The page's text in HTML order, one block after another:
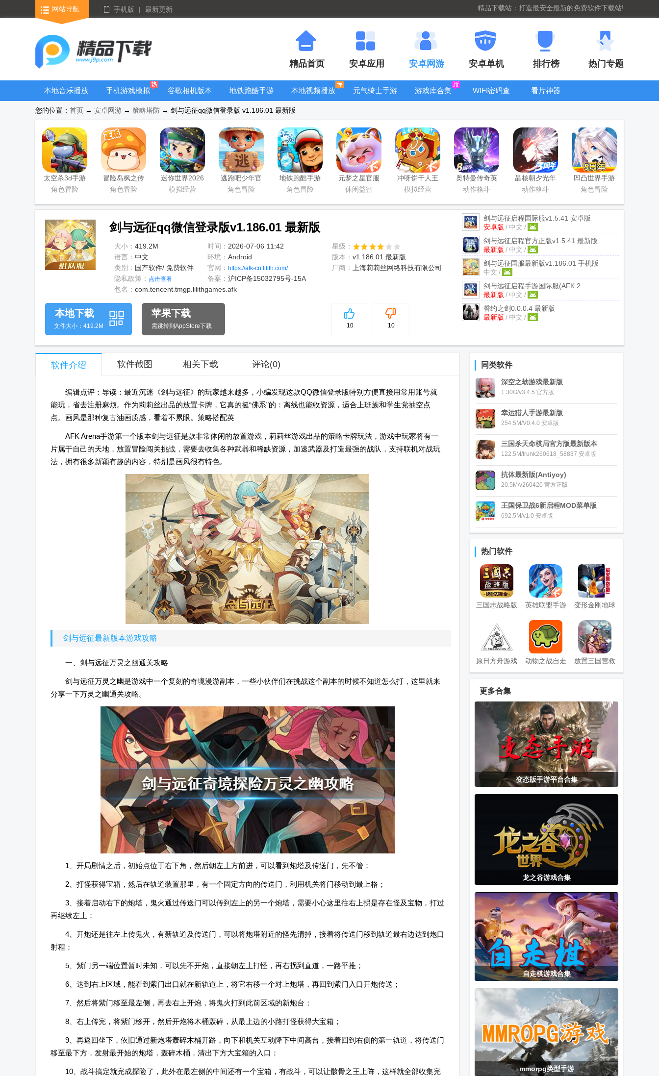
网站导航 手机版 | 最新更新 精品下载站：打造最安全最新的免费软件下载站!
精品首页 安卓应用 安卓网游 安卓单机 排行榜 热门专题
本地音乐播放
手机游戏模拟
器安卓版合集
谷歌相机版本
大全
地铁跑酷手游
本地视频播放
元气骑士手游
游戏库合集
WIFI密码查
看片神器
全
您的位置： 首页 → 安卓网游 → 策略塔防 → 剑与远征qq微信登录版 v1.186.01 最新版
太空杀3d手游
角色冒险
冒险岛枫之传
说手游
角色冒险
迷你世界2026
最新升级版
模拟经营
逃跑吧少年官
方版
角色冒险
地铁跑酷手游
国服
角色冒险
元梦之星官服
版
休闲益智
冲呀饼干人王
国手游官方版
模拟经营
奥特曼传奇英
雄手游正版
动作格斗
晶核朝夕光年
官服版
动作格斗
凹凸世界手游
正版
角色冒险
剑与远征qq微信登录版v1.186.01 最新版
大小： 419.2M 时间： 2026-07-06 11:42
星级：
语言： 中文 环境： Android 版本： v1.186.01 最新版
类别： 国产软件/ 免费软件 官网： https://afk-cn.lilith.com/ 厂商：
上海莉莉丝网络科技有限公司
隐私政策： 点击查看 备案： 沪ICP备15032795号-15A
包名： com.tencent.tmgp.lilithgames.afk
剑与远征启程国际服v1.5.41 安卓版
安卓版 / 中文 /
剑与远征启程官方正版v1.5.41 最新版
最新版 / 中文 /
剑与远征国服最新版v1.186.01 手机版
中文 /
剑与远征启程手游国际服(AFK 2
Journey)v1.5.41 最新版
最新版 / 中文 /
誓约之剑0.0.0.4 最新版
最新版 / 中文 /
5
10 10
本地下载
文件大小：419.2M
苹果下载
需跳转到AppStore下载
软件介绍 软件截图 相关下载 评论(0)
编辑点评：导读：最近沉迷《剑与远征》的玩家越来越多，小编发现这款QQ微信登录版特别方便直接用常用账号就
能玩，省去注册麻烦。作为莉莉丝出品的放置卡牌，它真的挺“佛系”的：离线也能收资源，适合上班族和学生党抽空点
点。画风是那种复古油画质感，看着不累眼。策略搭配英
AFK Arena手游第一个版本剑与远征是款非常体闲的放置游戏，莉莉丝游戏出品的策略卡牌玩法，游戏中玩家将有一
片属于自己的天地，放置冒险闯关挑战，需要去收集各种武器和稀缺资源，加速武器及打造最强的战队，支持联机对战玩
法，拥有很多新颖有趣的内容，特别是画风很有特色。
剑与远征最新版本游戏攻略
一、剑与远征万灵之幽通关攻略
剑与远征万灵之幽是游戏中一个复刻的奇境漫游副本，一些小伙伴们在挑战这个副本的时候不知道怎么打，这里就来
分享一下万灵之幽通关攻略。
1、开局剧情之后，初始点位于右下角，然后朝左上方前进，可以看到炮塔及传送门，先不管；
2、打怪获得宝箱，然后在轨道装置那里，有一个固定方向的传送门，利用机关将门移动到最上格；
3、接着启动右下的炮塔，鬼火通过传送门可以传到左上的另一个炮塔，需要小心这里往右上拐是存在怪及宝物，打过
再继续左上；
4、开炮还是往左上传鬼火，有新轨道及传送门，可以将炮塔附近的怪先清掉，接着将传送门移到轨道最右边达到炮口
射程；
5、紫门另一端位置暂时未知，可以先不开炮，直接朝左上打怪，再右拐到直道，一路平推；
6、达到右上区域，能看到紫门出口就在新轨道上，将它右移一个对上炮塔，再回到紫门入口开炮传送；
7、然后将紫门移至最左侧，再去右上开炮，将鬼火打到此前区域的新炮台；
8、右上传完，将紫门移开，然后开炮将木桶轰碎，从最上边的小路打怪获得大宝箱；
9、再返回坐下，依旧通过新炮塔轰碎木桶开路，向下和机关互动降下中间高台，接着回到右侧的第一轨道，将传送门
移至最下方，发射最开始的炮塔，轰碎木桶，清出下方大宝箱的入口；
10、战斗搞定就完成探险了，此外在最左侧的中间还有一个宝箱，有战斗，可以让骸骨之王上阵，这样就全部收集完
同类软件
深空之劫游戏最新版
1.30G/v3.4.5 官方版
幸运猎人手游最新版
254.5M/V0.4.0 安卓版
三国杀天命棋局官方版最新版本
122.5M/trunk260618_58837 安卓版
抗体最新版(Antiyoy)
20.5M/v260420 官方正版
王国保卫战6新启程MOD菜单版
692.5M/v1.0 安卓版
热门软件
三国志战略版
英雄联盟手游
国服正版
变形金刚地球
之战手游国际
服
(Transformers)
原日方舟游戏
安卓版
动物之战自走
棋Super Auto
放置三国营救
貂蝉手游
clash royale部
落冲突皇室战
争国际服
万国觉醒国际
服安卓版
演义三国叁
捕鱼皇帝游戏
官方正版
玩姜湖领红包
版手游平台
停车场多人游
戏汉化版
柑橘CSMOE
更新手机版
CSOL手游
熊猫游戏手柄
专业版(Panda
Gamepad
Pro)
游戏王手游
MDPro3最新
SMAPI
Launcher启动
器
练枪模拟器中
文版
Roblox国际版
中文内置菜单
版
更多合集
变态版手游平台合集
龙之谷游戏合集
自走棋游戏合集
mmorpg类型手游